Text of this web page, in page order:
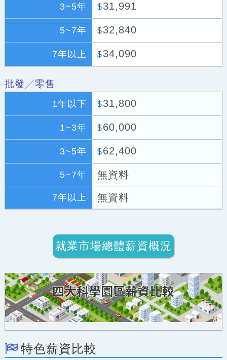
3~5年 $31,991
5~7年 $32,840
7年以上 $34,090
批發╱零售
1年以下 $31,800
1~3年 $60,000
3~5年 $62,400
5~7年 無資料
7年以上 無資料
就業市場總體薪資概況
特色薪資比較